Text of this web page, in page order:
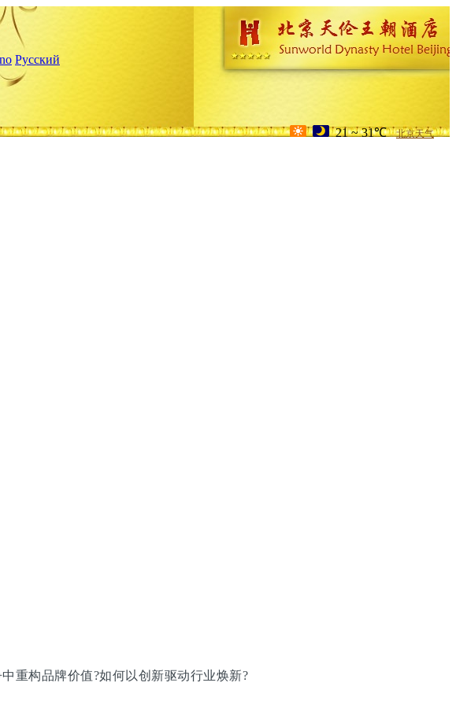
Русский
21 ~ 31℃ 北京天气
重构品牌价值?如何以创新驱动行业焕新?